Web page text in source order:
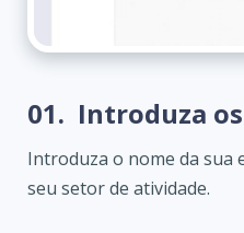
01. Introduza
Introduza o nome da sua
seu setor de atividade.